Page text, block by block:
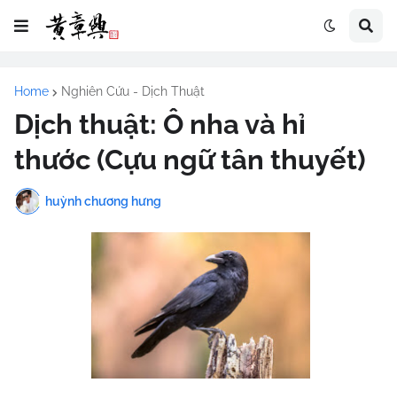
Home Nghiên Cứu - Dịch Thuật
Dịch thuật: Ô nha và hỉ
thước (Cựu ngữ tân thuyết)
huỳnh chương hưng